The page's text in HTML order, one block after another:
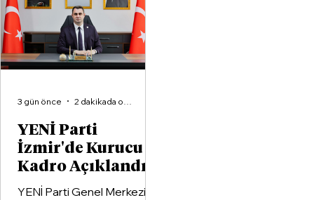
YENİ Parti
İzmir'de Kurucu
Kadro Açıklandı
YENİ Parti Genel Merkezi
3 gün önce